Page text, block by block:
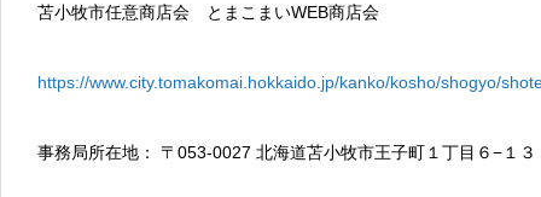
苫小牧市任意商店会 とまこまいWEB商店会
https://www.city.tomakomai.hokkaido.jp/kanko/kosho/shogyo/
事務局所在地： 〒053-0027 北海道苫小牧市王子町１丁目６−１